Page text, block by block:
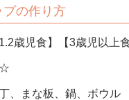
の作り方
歳児食】【3歳児以上
☆
、まな板、鍋、ボウル